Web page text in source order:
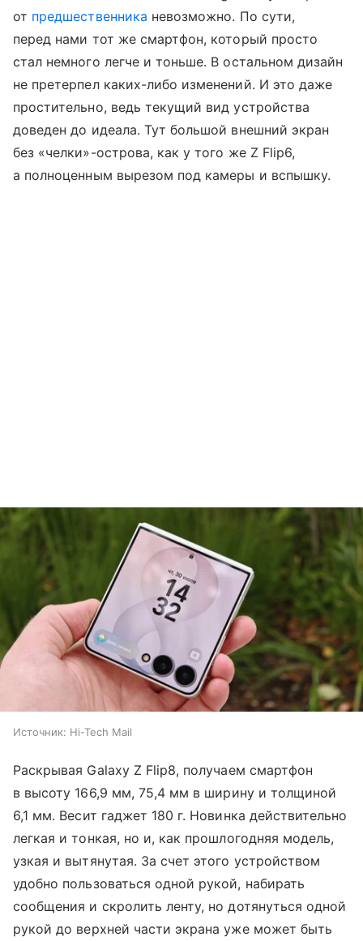
от предшественника невозможно. По сути,
перед нами тот же смартфон, который просто
стал немного легче и тоньше. В остальном дизайн
не претерпел каких-либо изменений. И это даже
простительно, ведь текущий вид устройства
доведен до идеала. Тут большой внешний экран
без «челки»-острова, как у того же Z Flip6,
а полноценным вырезом под камеры и вспышку.
Источник: Hi-Tech Mail
Раскрывая Galaxy Z Flip8, получаем смартфон
в высоту 166,9 мм, 75,4 мм в ширину и толщиной
6,1 мм. Весит гаджет 180 г. Новинка действительно
легкая и тонкая, но и, как прошлогодняя модель,
узкая и вытянутая. За счет этого устройством
удобно пользоваться одной рукой, набирать
сообщения и скролить ленту, но дотянуться одной
рукой до верхней части экрана уже может быть